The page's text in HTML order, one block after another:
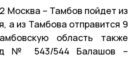
Москва – Тамбов пойдет из
а из Тамбова отправится 9
область также
№ 543/544 Балашов –